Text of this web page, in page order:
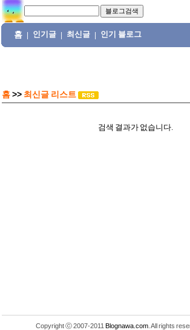
홈 인기글 최신글 인기 블로그
홈 >> 최신글 리스트
검색 결과가 없습니다.
Copyright ⓒ 2007-2011 Blognawa.com . All rights